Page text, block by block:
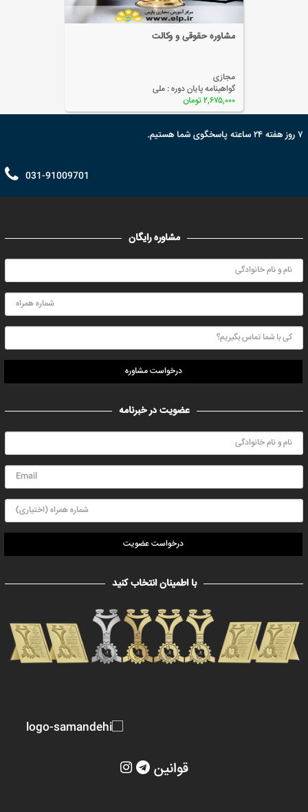
MBA مرکز مشاوره حقوقی و وکالت
مجازی
گواهینامه پایان دوره : ملی
۲,۰۸۰,۰۰۰ تومان
۷ روز هفته ۲۴ ساعته پاسخگوی شما هستیم.
031-91009701
مشاوره رایگان
درخواست مشاوره
عضویت در خبرنامه
درخواست عضویت
با اطمینان انتخاب کنید
قوانین